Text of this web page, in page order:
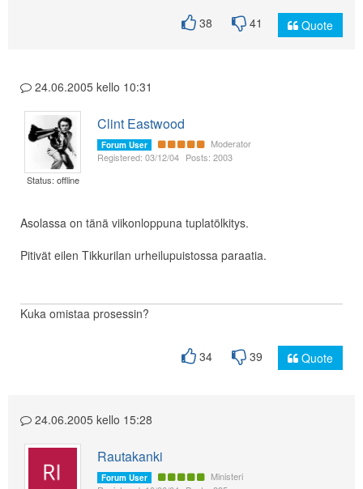
38 41 Quote
24.06.2005 kello 10:31
Status: offline
Clint Eastwood
Forum User
Moderator
Registered: 03/12/04 Posts: 2003
Asolassa on tänä viikonloppuna tuplatölkitys.
Pitivät eilen Tikkurilan urheilupuistossa paraatia.
Kuka omistaa prosessin?
34 39 Quote
24.06.2005 kello 15:28
Rautakanki
Forum User
Ministeri